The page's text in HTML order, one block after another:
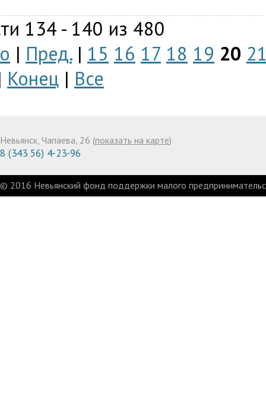
134 - 140 из 480
| Пред.| 15 16 17 18 19 20
Конец | Все
Невьянск, Чапаева, 26 (показать на карте)
8 (343 56) 4-23-96
© 2016 Невьянский фонд поддержки малого